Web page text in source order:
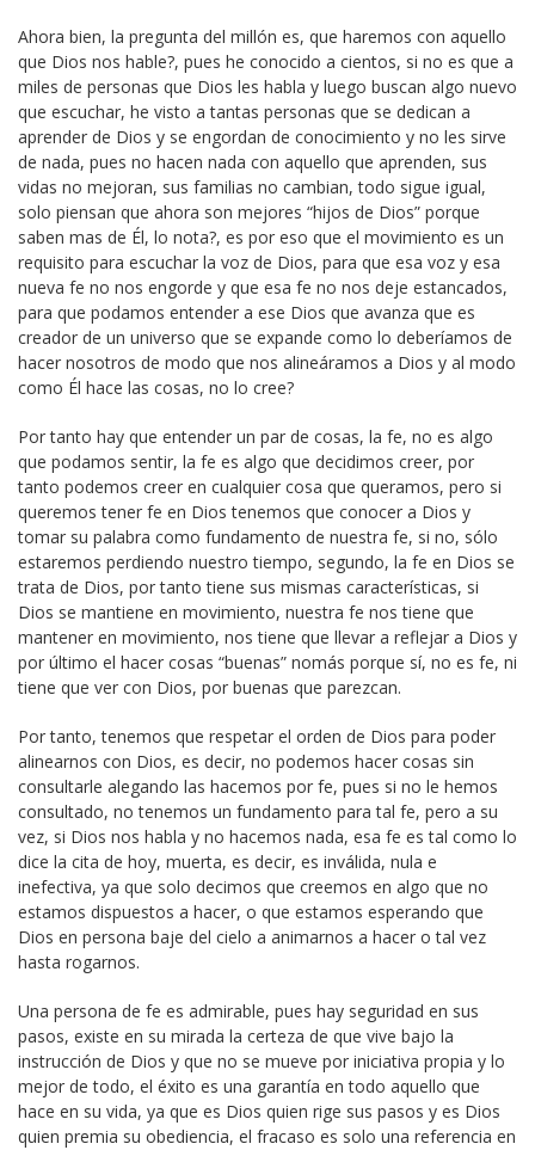
Ahora bien, la pregunta del millón es, que haremos con aquello
que Dios nos hable?, pues he conocido a cientos, si no es que a
miles de personas que Dios les habla y luego buscan algo nuevo
que escuchar, he visto a tantas personas que se dedican a
aprender de Dios y se engordan de conocimiento y no les sirve
de nada, pues no hacen nada con aquello que aprenden, sus
vidas no mejoran, sus familias no cambian, todo sigue igual,
solo piensan que ahora son mejores “hijos de Dios” porque
saben mas de Él, lo nota?, es por eso que el movimiento es un
requisito para escuchar la voz de Dios, para que esa voz y esa
nueva fe no nos engorde y que esa fe no nos deje estancados,
para que podamos entender a ese Dios que avanza que es
creador de un universo que se expande como lo deberíamos de
hacer nosotros de modo que nos alineáramos a Dios y al modo
como Él hace las cosas, no lo cree?
Por tanto hay que entender un par de cosas, la fe, no es algo
que podamos sentir, la fe es algo que decidimos creer, por
tanto podemos creer en cualquier cosa que queramos, pero si
queremos tener fe en Dios tenemos que conocer a Dios y
tomar su palabra como fundamento de nuestra fe, si no, sólo
estaremos perdiendo nuestro tiempo, segundo, la fe en Dios se
trata de Dios, por tanto tiene sus mismas características, si
Dios se mantiene en movimiento, nuestra fe nos tiene que
mantener en movimiento, nos tiene que llevar a reflejar a Dios y
por último el hacer cosas “buenas” nomás porque sí, no es fe, ni
tiene que ver con Dios, por buenas que parezcan.
Por tanto, tenemos que respetar el orden de Dios para poder
alinearnos con Dios, es decir, no podemos hacer cosas sin
consultarle alegando las hacemos por fe, pues si no le hemos
consultado, no tenemos un fundamento para tal fe, pero a su
vez, si Dios nos habla y no hacemos nada, esa fe es tal como lo
dice la cita de hoy, muerta, es decir, es inválida, nula e
inefectiva, ya que solo decimos que creemos en algo que no
estamos dispuestos a hacer, o que estamos esperando que
Dios en persona baje del cielo a animarnos a hacer o tal vez
hasta rogarnos.
Una persona de fe es admirable, pues hay seguridad en sus
pasos, existe en su mirada la certeza de que vive bajo la
instrucción de Dios y que no se mueve por iniciativa propia y lo
mejor de todo, el éxito es una garantía en todo aquello que
hace en su vida, ya que es Dios quien rige sus pasos y es Dios
quien premia su obediencia, el fracaso es solo una referencia en